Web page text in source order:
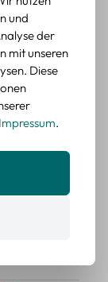
wieder!
auf den
und
der
mit unseren
Diese
Impressum.